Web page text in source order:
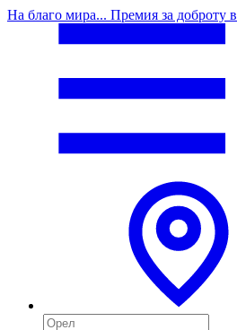
На благо мира... Премия за доброту